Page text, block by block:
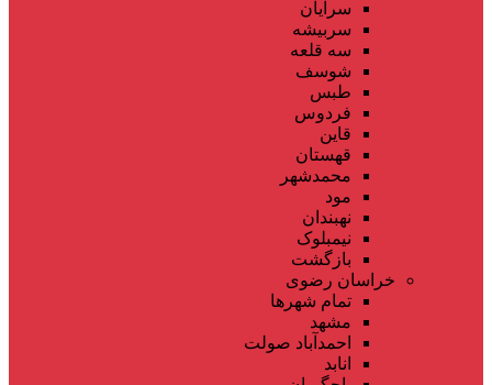
سرایان
سربیشه
سه قلعه
شوسف
طبس
فردوس
قاین
قهستان
محمدشهر
مود
نهبندان
نیمبلوک
بازگشت
خراسان رضوی
تمام شهر‌ها
مشهد
احمدآباد صولت
انابد